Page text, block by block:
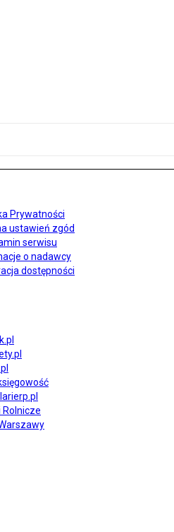
Prywatności
ustawień zgód
serwisu
o nadawcy
dostępności
Rolnicze